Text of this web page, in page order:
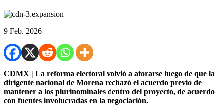
9 Feb. 2026
CDMX | La reforma electoral volvió a atorarse luego de que la
dirigente nacional de Morena rechazó el acuerdo previo de
mantener a los plurinominales dentro del proyecto, de acuerdo
con fuentes involucradas en la negociación.